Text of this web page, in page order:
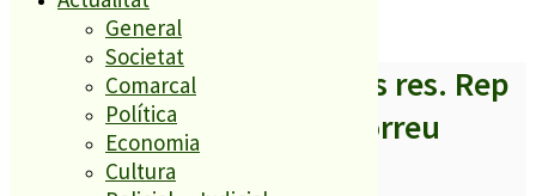
General
Societat
Comarcal
Política
Economia
Cultura
A partir d’ara no et perdis res. Rep
els titulars al teu correu